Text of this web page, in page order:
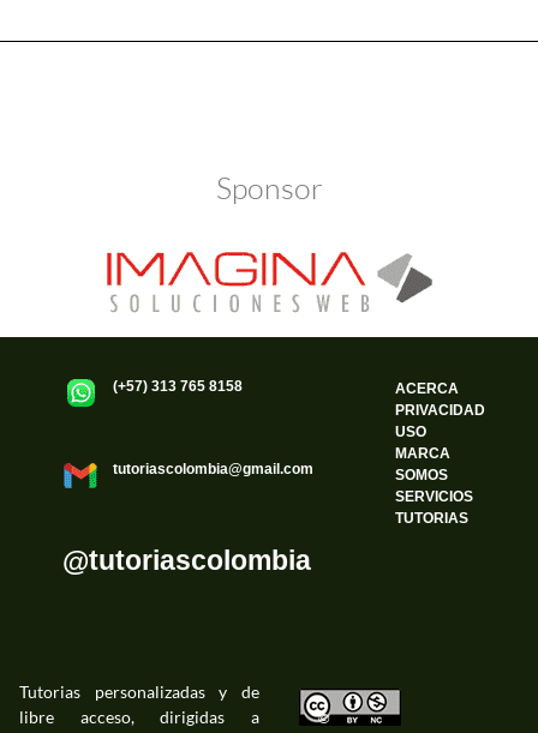
Sponsor
(+57) 313 765 8158
tutoriascolombia@gmail.com
@tutoriascolombia
ACERCA
PRIVACIDAD
USO
MARCA
SOMOS
SERVICIOS
TUTORIAS
Tutorias personalizadas y de
libre acceso, dirigidas a
©